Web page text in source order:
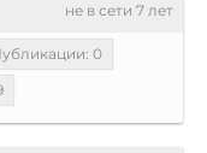
не в сети 7 лет
0